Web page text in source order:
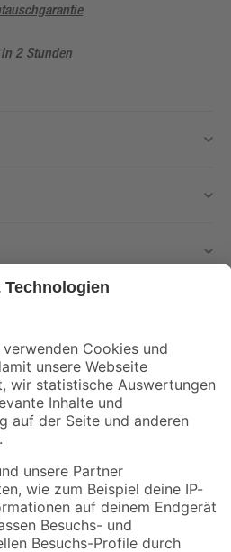
2 Stunden
und Aktionen mehr verpassen!
Versandarten